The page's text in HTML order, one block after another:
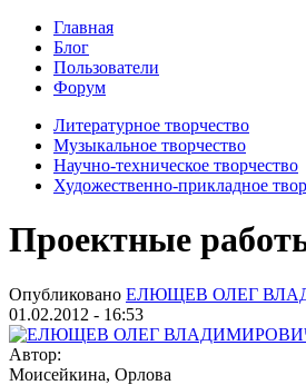
Главная
Блог
Пользователи
Форум
Литературное творчество
Музыкальное творчество
Научно-техническое творчество
Художественно-прикладное
Проектные
Опубликовано ЕЛЮЩЕВ ОЛЕГ
01.02.2012 - 16:53
Автор:
Моисейкина, Орлова